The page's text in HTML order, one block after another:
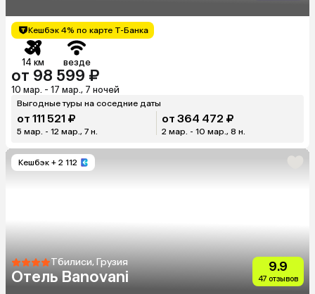
Кешбэк 4% по карте Т-Банка
14 км везде
от 98 599 ₽
10 мар. - 17 мар., 7 ночей
Выгодные туры на соседние даты
от 111 521 ₽
5 мар. - 12 мар., 7 н.
от 364 472 ₽
2 мар. - 10 мар., 8 н.
Кешбэк + 2 112
Тбилиси, Грузия
Отель Banovani
9.9
47 отзывов